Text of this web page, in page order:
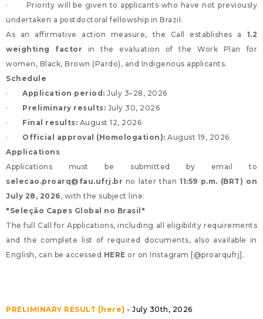
· Priority will be given to applicants who have not previously
undertaken a postdoctoral fellowship in Brazil.
As an affirmative action measure, the Call establishes a 1.2
weighting factor in the evaluation of the Work Plan for
women, Black, Brown (Pardo), and Indigenous applicants.
Schedule
· Application period: July 3–28, 2026
· Preliminary results: July 30, 2026
· Final results: August 12, 2026
· Official approval (Homologation): August 19, 2026
Applications
Applications must be submitted by email to
selecao.proarq@fau.ufrj.br no later than11:59 p.m. (BRT) on
July 28, 2026, with the subject line:
"Seleção Capes Global no Brasil"
The full Call for Applications, including all eligibility requirements
and the complete list of required documents, also available in
English, can be accessed HERE or on Instagram [@proarqufrj].
PRELIMINARY RESULT [here] - July 30th, 2026